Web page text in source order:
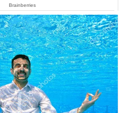
Brainberries